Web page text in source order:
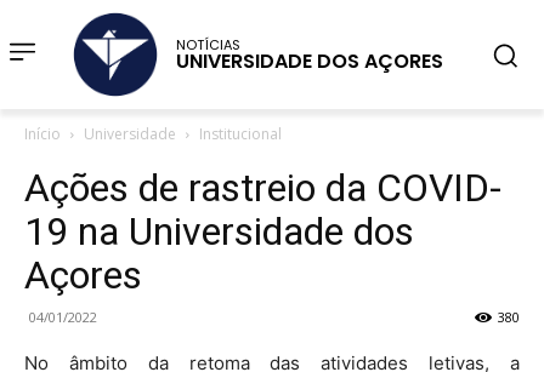
NOTÍCIAS
UNIVERSIDADE DOS AÇORES
Início Universidade Institucional
Ações de rastreio da COVID-
19 na Universidade dos
Açores
04/01/2022 380
No âmbito da retoma das atividades letivas, a